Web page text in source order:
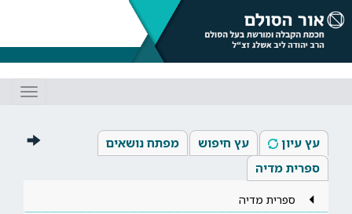
עץ עיון עץ חיפוש
מפתח נושאים
ספרית מדיה
ספרית מדיה